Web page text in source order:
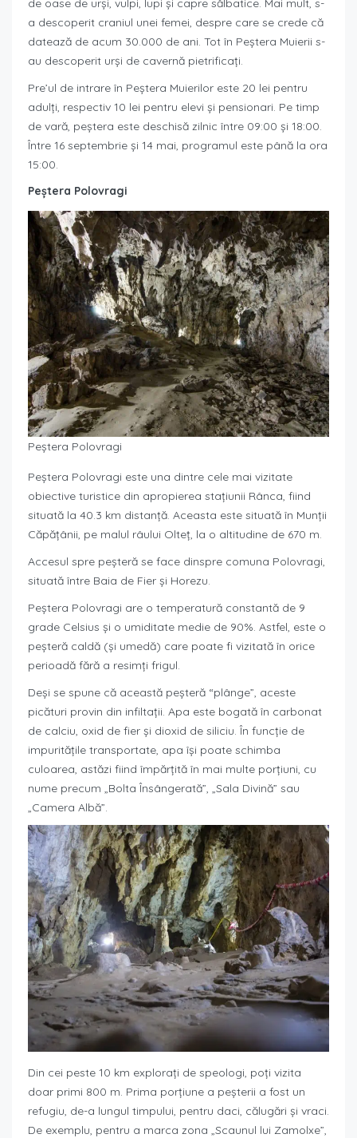
de oase de urși, vulpi, lupi și capre sălbatice. Mai mult, s-
a descoperit craniul unei femei, despre care se crede că
datează de acum 30.000 de ani. Tot în Peștera Muierii s-
au descoperit urși de cavernă pietrificați.
Pre’ul de intrare în Peștera Muierilor este 20 lei pentru
adulți, respectiv 10 lei pentru elevi și pensionari. Pe timp
de vară, peștera este deschisă zilnic între 09:00 și 18:00.
Între 16 septembrie și 14 mai, programul este până la ora
15:00.
Peștera Polovragi
Peștera Polovragi
Peștera Polovragi este una dintre cele mai vizitate
obiective turistice din apropierea stațiunii Rânca, fiind
situată la 40.3 km distanță. Aceasta este situată în Munții
Căpățânii, pe malul râului Olteț, la o altitudine de 670 m.
Accesul spre peșteră se face dinspre comuna Polovragi,
situată între Baia de Fier și Horezu.
Peștera Polovragi are o temperatură constantă de 9
grade Celsius și o umiditate medie de 90%. Astfel, este o
peșteră caldă (și umedă) care poate fi vizitată în orice
perioadă fără a resimți frigul.
Deși se spune că această peșteră “plânge”, aceste
picături provin din infiltații. Apa este bogată în carbonat
de calciu, oxid de fier și dioxid de siliciu. În funcție de
impuritățile transportate, apa își poate schimba
culoarea, astăzi fiind împărțită în mai multe porțiuni, cu
nume precum „Bolta Însângerată”, „Sala Divină” sau
„Camera Albă”.
Din cei peste 10 km explorați de speologi, poți vizita
doar primi 800 m. Prima porțiune a peșterii a fost un
refugiu, de-a lungul timpului, pentru daci, călugări și vraci.
De exemplu, pentru a marca zona „Scaunul lui Zamolxe”,